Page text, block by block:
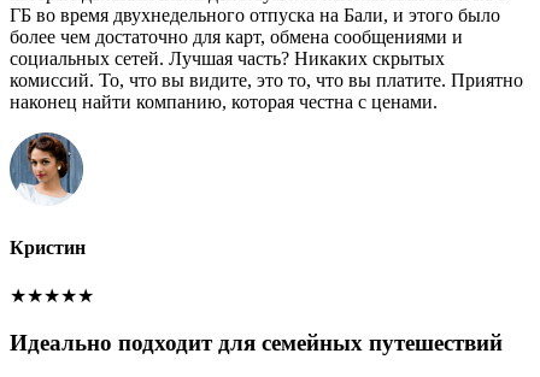
ГБ во время двухнедельного отпуска на Бали, и этого было
более чем достаточно для карт, обмена сообщениями и
социальных сетей. Лучшая часть? Никаких скрытых
комиссий. То, что вы видите, это то, что вы платите. Приятно
наконец найти компанию, которая честна с ценами.
Кристин
★★★★★
Идеально подходит для семейных путешествий